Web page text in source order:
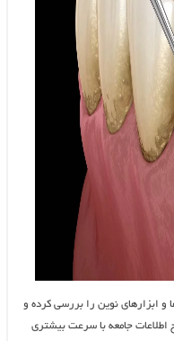
ابزارهای نوین را بررسی کرده و
اطلاعات جامعه با سرعت بیشتری